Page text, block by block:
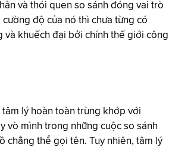
và thói quen so sánh đóng vai trò
độ của nó thì chưa từng có
khuếch đại bởi chính thế giới công
lý hoàn toàn trùng khớp với
vò mình trong những cuộc so sánh
chẳng thể gọi tên. Tuy nhiên, tâm lý